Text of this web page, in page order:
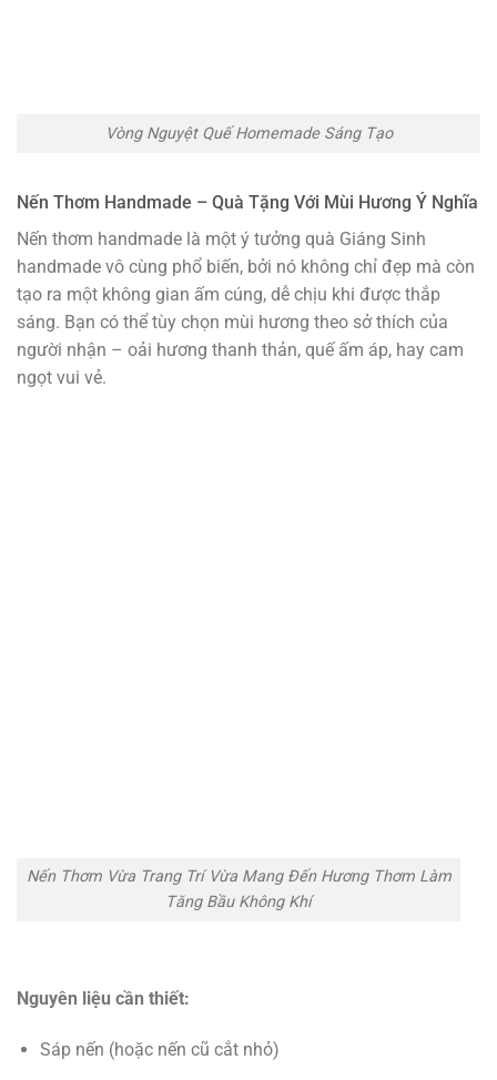
Vòng Nguyệt Quế Homemade Sáng Tạo
Nến Thơm Handmade – Quà Tặng Với Mùi Hương Ý Nghĩa
Nến thơm handmade là một ý tưởng quà Giáng Sinh
handmade vô cùng phổ biến, bởi nó không chỉ đẹp mà còn
tạo ra một không gian ấm cúng, dễ chịu khi được thắp
sáng. Bạn có thể tùy chọn mùi hương theo sở thích của
người nhận – oải hương thanh thản, quế ấm áp, hay cam
ngọt vui vẻ.
Nến Thơm Vừa Trang Trí Vừa Mang Đến Hương Thơm Làm
Tăng Bầu Không Khí
Nguyên liệu cần thiết:
Sáp nến (hoặc nến cũ cắt nhỏ)